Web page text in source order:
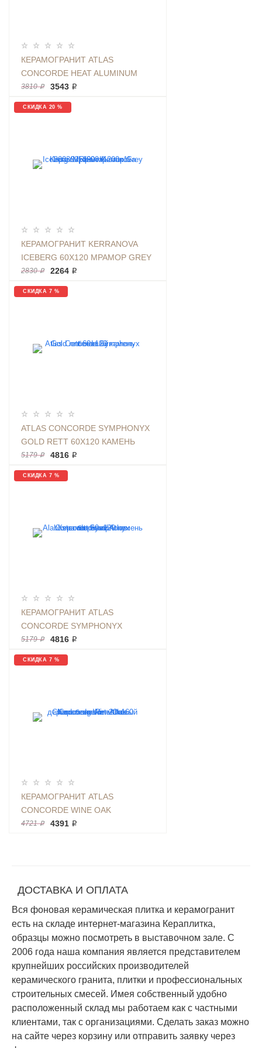
КЕРАМОГРАНИТ ATLAS
CONCORDE HEAT ALUMINUM
RET 60Х120 МЕТАЛЛ СЕРЫЙ
МАТОВЫЙ
3810 ₽ 3543 ₽
СКИДКА 20 %
КЕРАМОГРАНИТ KERRANOVA
ICEBERG 60Х120 МРАМОР GREY
| ФОН K-2003/MR/600X1200X11
2830 ₽ 2264 ₽
СКИДКА 7 %
ATLAS CONCORDE SYMPHONYX
GOLD RETT 60Х120 КАМЕНЬ
БЕЖЕВЫЙ
5179 ₽ 4816 ₽
СКИДКА 7 %
КЕРАМОГРАНИТ ATLAS
CONCORDE SYMPHONYX
ALABASTER RETT 60Х120
КАМЕНЬ БЕЖЕВЫЙ
5179 ₽ 4816 ₽
СКИДКА 7 %
КЕРАМОГРАНИТ ATLAS
CONCORDE WINE OAK
CHARDONNAY RET 20Х160
4721 ₽ 4391 ₽
ДОСТАВКА И ОПЛАТА
Вся фоновая керамическая плитка и керамогранит
есть на складе интернет-магазина Кераплитка,
образцы можно посмотреть в выставочном зале. С
2006 года наша компания является представителем
крупнейших российских производителей
керамического гранита, плитки и профессиональных
строительных смесей. Имея собственный удобно
расположенный склад мы работаем как с частными
клиентами, так с организациями. Сделать заказ можно
на сайте через корзину или отправить заявку через